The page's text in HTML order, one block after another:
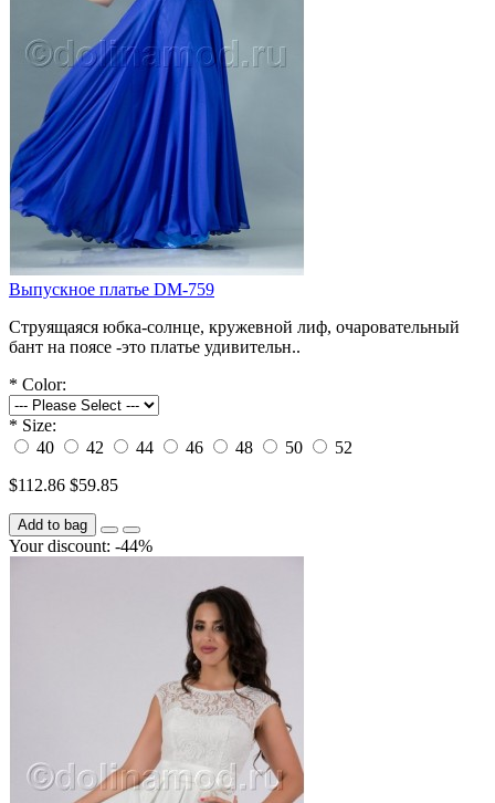
Выпускное платье DM-759
Струящаяся юбка-солнце, кружевной лиф, очаровательный
бант на поясе -это платье удивительн..
* Color:
* Size:
40
42 44 46 48 50
52
$112.86 $59.85
Add to bag
Your discount: -44%